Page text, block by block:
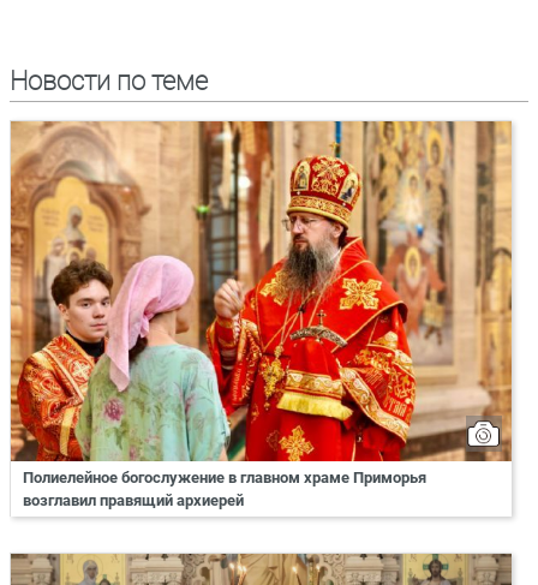
Новости по теме
Полиелейное богослужение в главном храме Приморья
возглавил правящий архиерей